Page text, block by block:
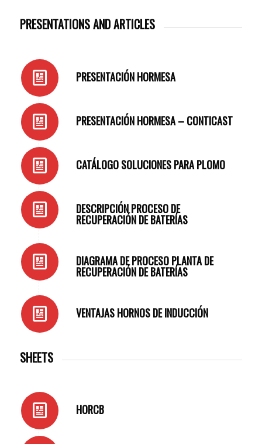
PRESENTATIONS AND ARTICLES
PRESENTACIÓN HORMESA
PRESENTACIÓN HORMESA – CONTICAST
CATÁLOGO SOLUCIONES PARA PLOMO
DESCRIPCIÓN PROCESO DE
RECUPERACIÓN DE BATERÍAS
DIAGRAMA DE PROCESO PLANTA DE
RECUPERACIÓN DE BATERÍAS
VENTAJAS HORNOS DE INDUCCIÓN
SHEETS
HORCB